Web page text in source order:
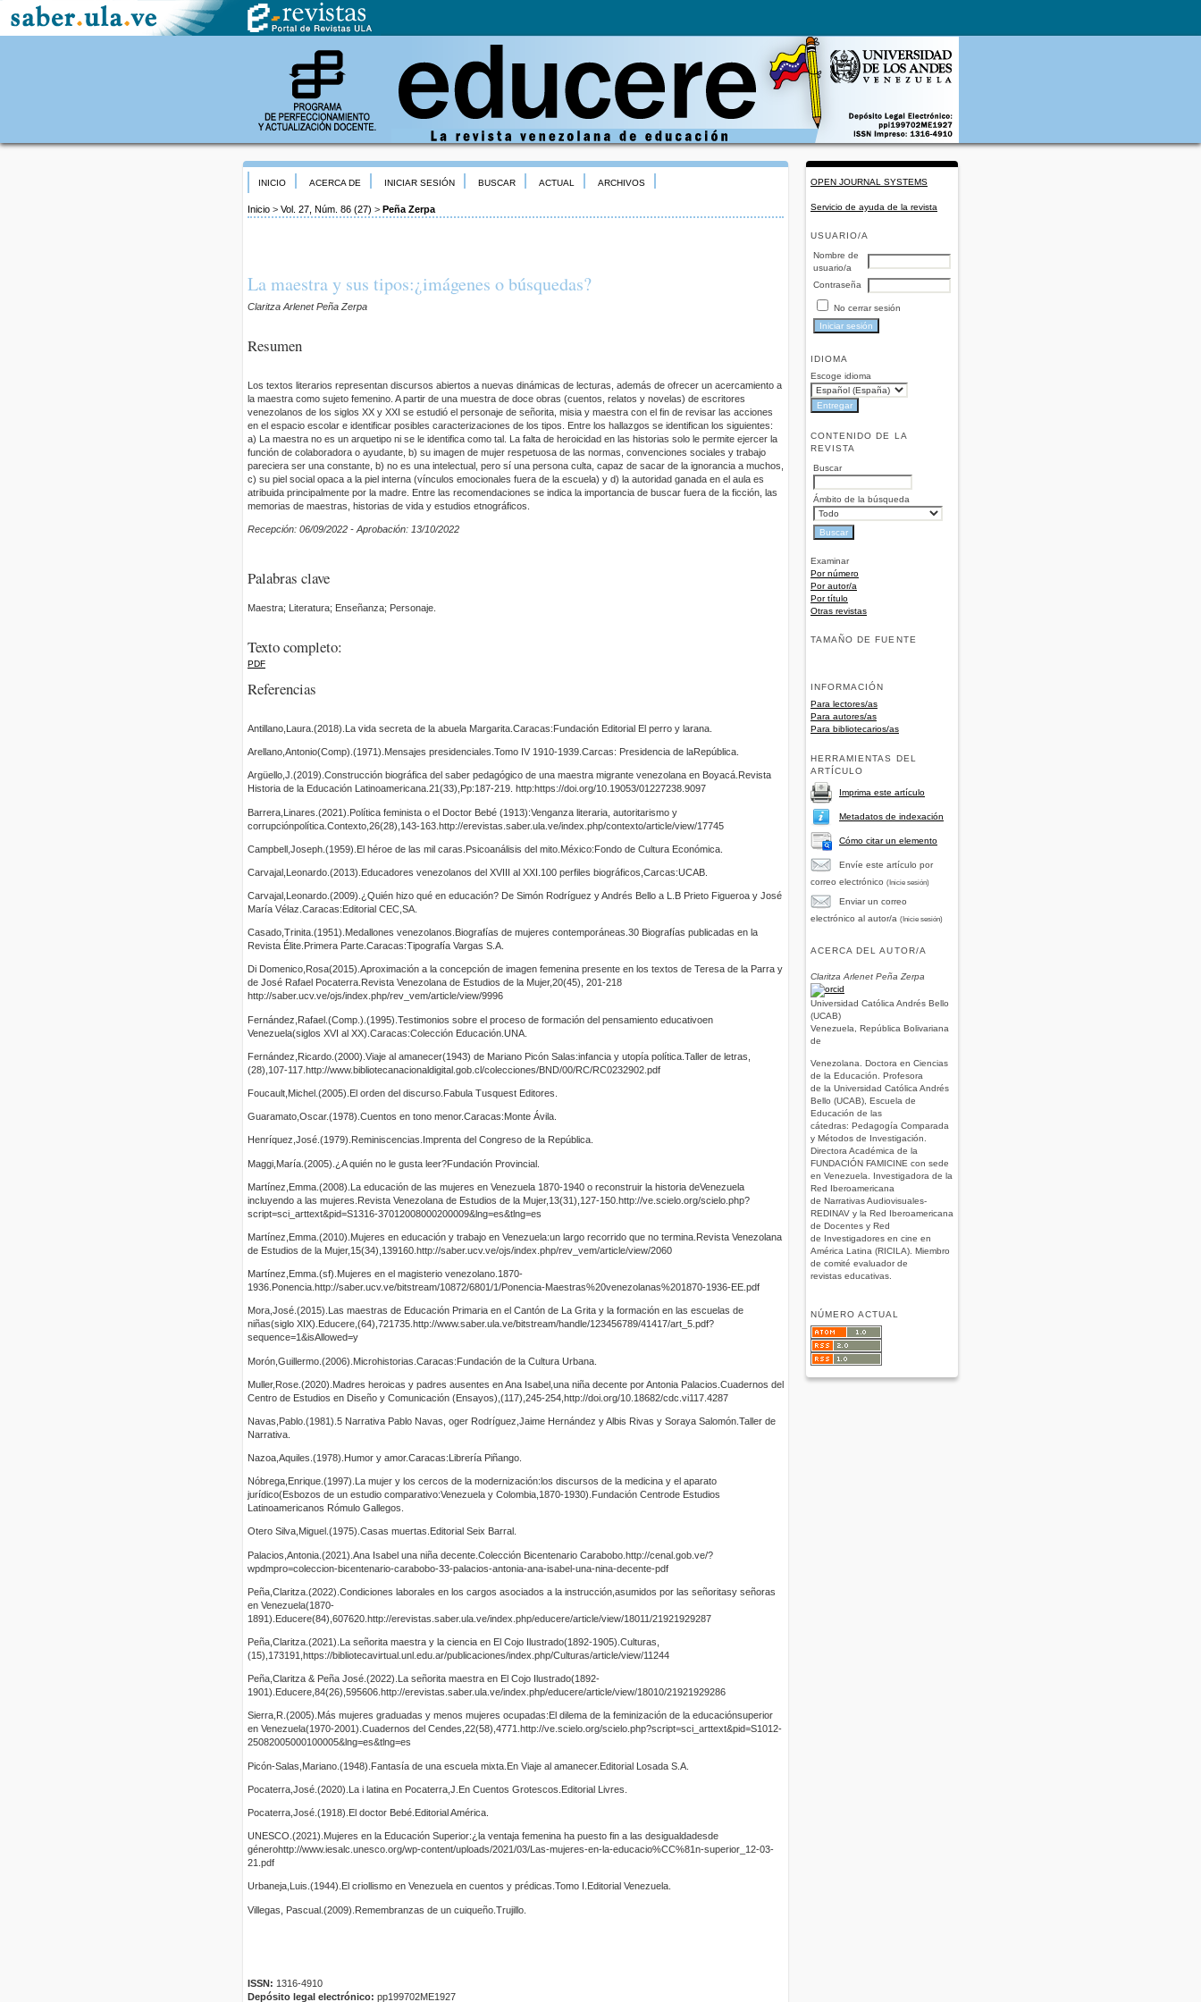
OPEN JOURNAL SYSTEMS
Servicio de ayuda de la revista
USUARIO/A
Nombre de
usuario/a
Contraseña
No cerrar sesión
IDIOMA
Escoge idioma
CONTENIDO DE LA
REVISTA
Buscar
Ámbito de la búsqueda
Examinar
Por número
Por autor/a
Por título
Otras revistas
TAMAÑO DE FUENTE
INFORMACIÓN
Para lectores/as
Para autores/as
Para bibliotecarios/as
HERRAMIENTAS DEL
ARTÍCULO
Imprima este artículo
Metadatos de indexación
Cómo citar un elemento
Envíe este artículo por
correo electrónico (Inicie sesión)
Enviar un correo
electrónico al autor/a (Inicie sesión)
ACERCA DEL AUTOR/A
Claritza Arlenet Peña Zerpa
Universidad Católica Andrés Bello
(UCAB)
Venezuela, República Bolivariana
de
Venezolana. Doctora en Ciencias
de la Educación. Profesora
de la Universidad Católica Andrés
Bello (UCAB), Escuela de
Educación de las
cátedras: Pedagogía Comparada
y Métodos de Investigación.
Directora Académica de la
FUNDACIÓN FAMICINE con sede
en Venezuela. Investigadora de la
Red Iberoamericana
de Narrativas Audiovisuales-
REDINAV y la Red Iberoamericana
de Docentes y Red
de Investigadores en cine en
América Latina (RICILA). Miembro
de comité evaluador de
revistas educativas.
NÚMERO ACTUAL
INICIO ACERCA DE INICIAR SESIÓN BUSCAR ACTUAL ARCHIVOS
Inicio > Vol. 27, Núm. 86 (27) > Peña Zerpa
La maestra y sus tipos:¿imágenes o búsquedas?
Claritza Arlenet Peña Zerpa
Resumen
Los textos literarios representan discursos abiertos a nuevas dinámicas de lecturas, además de ofrecer un acercamiento a
la maestra como sujeto femenino. A partir de una muestra de doce obras (cuentos, relatos y novelas) de escritores
venezolanos de los siglos XX y XXI se estudió el personaje de señorita, misia y maestra con el fin de revisar las acciones
en el espacio escolar e identificar posibles caracterizaciones de los tipos. Entre los hallazgos se identifican los siguientes:
a) La maestra no es un arquetipo ni se le identifica como tal. La falta de heroicidad en las historias solo le permite ejercer la
función de colaboradora o ayudante, b) su imagen de mujer respetuosa de las normas, convenciones sociales y trabajo
pareciera ser una constante, b) no es una intelectual, pero sí una persona culta, capaz de sacar de la ignorancia a muchos,
c) su piel social opaca a la piel interna (vínculos emocionales fuera de la escuela) y d) la autoridad ganada en el aula es
atribuida principalmente por la madre. Entre las recomendaciones se indica la importancia de buscar fuera de la ficción, las
memorias de maestras, historias de vida y estudios etnográficos.
Recepción: 06/09/2022 - Aprobación: 13/10/2022
Palabras clave
Maestra; Literatura; Enseñanza; Personaje.
Texto completo:
PDF
Referencias
Antillano,Laura.(2018).La vida secreta de la abuela Margarita.Caracas:Fundación Editorial El perro y larana.
Arellano,Antonio(Comp).(1971).Mensajes presidenciales.Tomo IV 1910-1939.Carcas: Presidencia de laRepública.
Argüello,J.(2019).Construcción biográfica del saber pedagógico de una maestra migrante venezolana en Boyacá.Revista
Historia de la Educación Latinoamericana.21(33),Pp:187-219. http:https://doi.org/10.19053/01227238.9097
Barrera,Linares.(2021).Política feminista o el Doctor Bebé (1913):Venganza literaria, autoritarismo y
corrupciónpolítica.Contexto,26(28),143-163.http://erevistas.saber.ula.ve/index.php/contexto/article/view/17745
Campbell,Joseph.(1959).El héroe de las mil caras.Psicoanálisis del mito.México:Fondo de Cultura Económica.
Carvajal,Leonardo.(2013).Educadores venezolanos del XVIII al XXI.100 perfiles biográficos,Carcas:UCAB.
Carvajal,Leonardo.(2009).¿Quién hizo qué en educación? De Simón Rodríguez y Andrés Bello a L.B Prieto Figueroa y José
María Vélaz.Caracas:Editorial CEC,SA.
Casado,Trinita.(1951).Medallones venezolanos.Biografías de mujeres contemporáneas.30 Biografías publicadas en la
Revista Élite.Primera Parte.Caracas:Tipografía Vargas S.A.
Di Domenico,Rosa(2015).Aproximación a la concepción de imagen femenina presente en los textos de Teresa de la Parra y
de José Rafael Pocaterra.Revista Venezolana de Estudios de la Mujer,20(45), 201-218
http://saber.ucv.ve/ojs/index.php/rev_vem/article/view/9996
Fernández,Rafael.(Comp.).(1995).Testimonios sobre el proceso de formación del pensamiento educativoen
Venezuela(siglos XVI al XX).Caracas:Colección Educación.UNA.
Fernández,Ricardo.(2000).Viaje al amanecer(1943) de Mariano Picón Salas:infancia y utopía política.Taller de letras,
(28),107-117.http://www.bibliotecanacionaldigital.gob.cl/colecciones/BND/00/RC/RC0232902.pdf
Foucault,Michel.(2005).El orden del discurso.Fabula Tusquest Editores.
Guaramato,Oscar.(1978).Cuentos en tono menor.Caracas:Monte Ávila.
Henríquez,José.(1979).Reminiscencias.Imprenta del Congreso de la República.
Maggi,María.(2005).¿A quién no le gusta leer?Fundación Provincial.
Martínez,Emma.(2008).La educación de las mujeres en Venezuela 1870-1940 o reconstruir la historia deVenezuela
incluyendo a las mujeres.Revista Venezolana de Estudios de la Mujer,13(31),127-150.http://ve.scielo.org/scielo.php?
script=sci_arttext&pid=S1316-37012008000200009&lng=es&tlng=es
Martínez,Emma.(2010).Mujeres en educación y trabajo en Venezuela:un largo recorrido que no termina.Revista Venezolana
de Estudios de la Mujer,15(34),139160.http://saber.ucv.ve/ojs/index.php/rev_vem/article/view/2060
Martínez,Emma.(sf).Mujeres en el magisterio venezolano.1870-
1936.Ponencia.http://saber.ucv.ve/bitstream/10872/6801/1/Ponencia-Maestras%20venezolanas%201870-1936-EE.pdf
Mora,José.(2015).Las maestras de Educación Primaria en el Cantón de La Grita y la formación en las escuelas de
niñas(siglo XIX).Educere,(64),721735.http://www.saber.ula.ve/bitstream/handle/123456789/41417/art_5.pdf?
sequence=1&isAllowed=y
Morón,Guillermo.(2006).Microhistorias.Caracas:Fundación de la Cultura Urbana.
Muller,Rose.(2020).Madres heroicas y padres ausentes en Ana Isabel,una niña decente por Antonia Palacios.Cuadernos del
Centro de Estudios en Diseño y Comunicación (Ensayos),(117),245-254,http://doi.org/10.18682/cdc.vi117.4287
Navas,Pablo.(1981).5 Narrativa Pablo Navas, oger Rodríguez,Jaime Hernández y Albis Rivas y Soraya Salomón.Taller de
Narrativa.
Nazoa,Aquiles.(1978).Humor y amor.Caracas:Librería Piñango.
Nóbrega,Enrique.(1997).La mujer y los cercos de la modernización:los discursos de la medicina y el aparato
jurídico(Esbozos de un estudio comparativo:Venezuela y Colombia,1870-1930).Fundación Centrode Estudios
Latinoamericanos Rómulo Gallegos.
Otero Silva,Miguel.(1975).Casas muertas.Editorial Seix Barral.
Palacios,Antonia.(2021).Ana Isabel una niña decente.Colección Bicentenario Carabobo.http://cenal.gob.ve/?
wpdmpro=coleccion-bicentenario-carabobo-33-palacios-antonia-ana-isabel-una-nina-decente-pdf
Peña,Claritza.(2022).Condiciones laborales en los cargos asociados a la instrucción,asumidos por las señoritasy señoras
en Venezuela(1870-
1891).Educere(84),607620.http://erevistas.saber.ula.ve/index.php/educere/article/view/18011/21921929287
Peña,Claritza.(2021).La señorita maestra y la ciencia en El Cojo Ilustrado(1892-1905).Culturas,
(15),173191,https://bibliotecavirtual.unl.edu.ar/publicaciones/index.php/Culturas/article/view/11244
Peña,Claritza & Peña José.(2022).La señorita maestra en El Cojo Ilustrado(1892-
1901).Educere,84(26),595606.http://erevistas.saber.ula.ve/index.php/educere/article/view/18010/21921929286
Sierra,R.(2005).Más mujeres graduadas y menos mujeres ocupadas:El dilema de la feminización de la educaciónsuperior
en Venezuela(1970-2001).Cuadernos del Cendes,22(58),4771.http://ve.scielo.org/scielo.php?script=sci_arttext&pid=S1012-
25082005000100005&lng=es&tlng=es
Picón-Salas,Mariano.(1948).Fantasía de una escuela mixta.En Viaje al amanecer.Editorial Losada S.A.
Pocaterra,José.(2020).La i latina en Pocaterra,J.En Cuentos Grotescos.Editorial Livres.
Pocaterra,José.(1918).El doctor Bebé.Editorial América.
UNESCO.(2021).Mujeres en la Educación Superior:¿la ventaja femenina ha puesto fin a las desigualdadesde
génerohttp://www.iesalc.unesco.org/wp-content/uploads/2021/03/Las-mujeres-en-la-educacio%CC%81n-superior_12-03-
21.pdf
Urbaneja,Luis.(1944).El criollismo en Venezuela en cuentos y prédicas.Tomo I.Editorial Venezuela.
Villegas, Pascual.(2009).Remembranzas de un cuiqueño.Trujillo.
ISSN: 1316-4910
Depósito legal electrónico: pp199702ME1927